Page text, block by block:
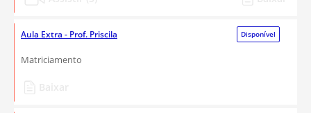
Aula Extra - Prof. Priscila Disponível
Matriciamento